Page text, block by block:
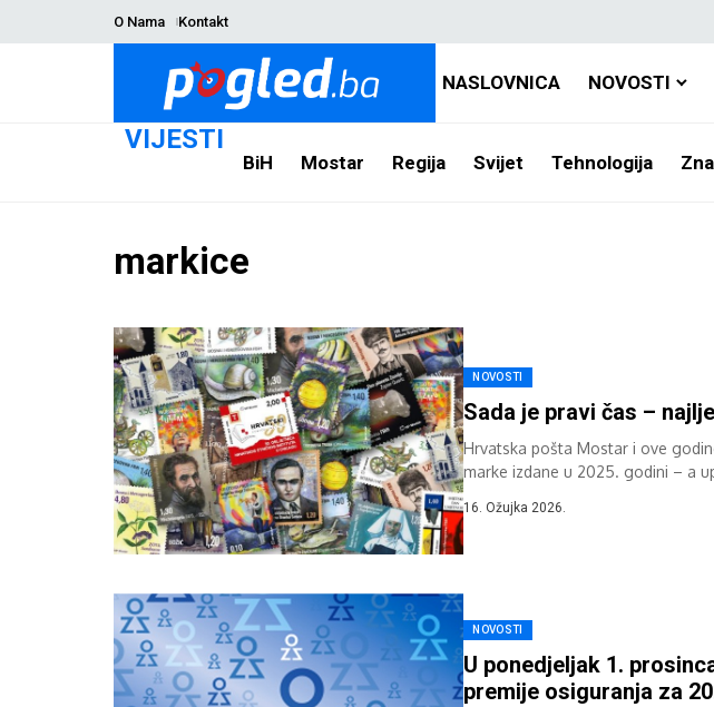
O Nama Kontakt
NASLOVNICA NOVOSTI
VIJESTI
BiH Mostar Regija Svijet Tehnologija
markice
NOVOSTI
Sada je pravi čas –
Hrvatska pošta Mostar i ove
marke izdane u 2025. godini – a
16. Ožujka 2026.
NOVOSTI
U ponedjeljak 1.
premije osiguranja za